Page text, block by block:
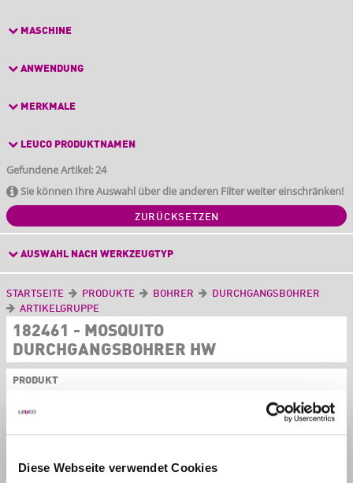
Diese Webseite verwendet Cookies
MASCHINE
ANWENDUNG
MERKMALE
LEUCO PRODUKTNAMEN
Gefundene Artikel: 24
Sie können Ihre Auswahl über die anderen Filter weiter einschränken!
ZURÜCKSETZEN
AUSWAHL NACH WERKZEUGTYP
STARTSEITE PRODUKTE BOHRER
DURCHGANGSBOHRER
ARTIKELGRUPPE
182461 - MOSQUITO
DURCHGANGSBOHRER HW
PRODUKT